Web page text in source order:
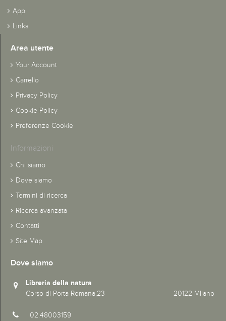
App
Links
Area utente
Your Account
Carrello
Privacy Policy
Cookie Policy
Preferenze Cookie
Informazioni
Chi siamo
Dove siamo
Termini di ricerca
Ricerca avanzata
Contatti
Site Map
Dove siamo
Libreria della natura
Corso di Porta Romana,23 20122 MIlano
02.48003159